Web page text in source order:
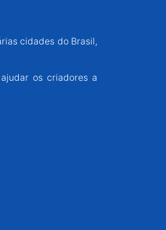
cidades do Brasil,
os criadores a